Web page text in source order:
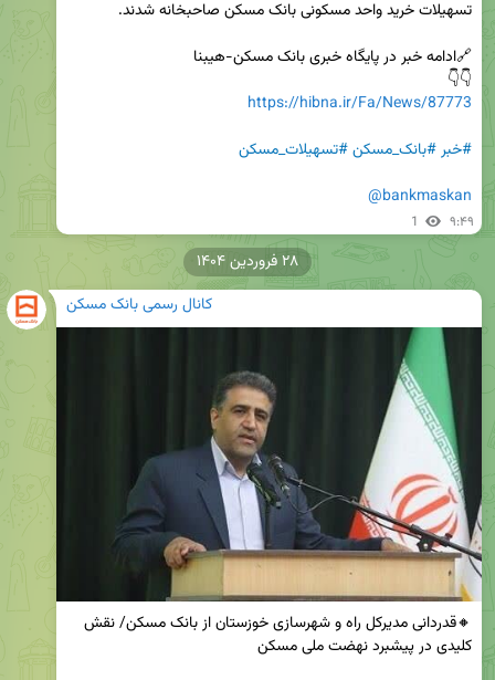
👇👇
https://hibna.ir/Fa/News/87773
#خبر#بانک_مسکن#تسهیلات_مسکن
@bankmaskan
1 ۹:۴۹
کانال رسمی بانک مسکن
۲۸ فروردین ۱۴۰۴